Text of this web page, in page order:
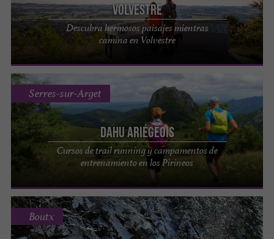
Volvestre
Descubra hermosos paisajes mientras
camina en Volvestre
Dahu Ariégeois
Cursos de trail running y campamentos de
entrenamiento en los Pirineos
Serres-sur-Arget
Boutx